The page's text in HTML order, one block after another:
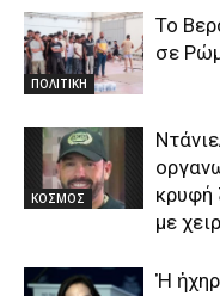
ΠΟΛΙΤΙΚΗ
Το
σε
ΚΟΣΜΟΣ
κρυφή
με
Ἡ